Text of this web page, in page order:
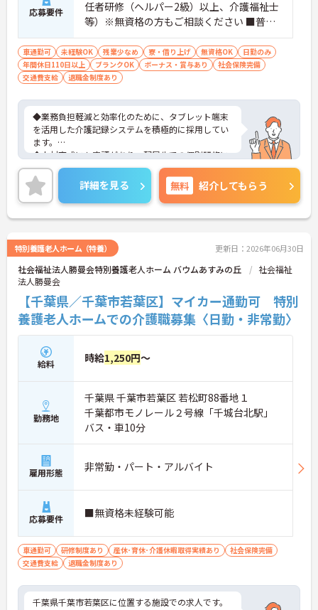
応募要件
任者研修（ヘルパー2級）以上、介護福祉士
等）※無資格の方もご相談ください ■普通
自動車第一種運転免許歓迎 ※夜勤対応必須
（配属サービスに関わらず、介護職正社員
は夜勤シフトに入る可能性があります）
車通勤可 未経験OK 残業少なめ 寮・借り上げ 無資格OK
日勤のみ
年間休日110日以上
ブランクOK ボーナス・賞与あり
社会保険完備
交通費支給
退職金制度あり
◆業務負担軽減と効率化のために、タブレット端末
を活用した介護記録システムを積極的に採用してい
ます。
◆人材育成にも定評があり、配属先での個別研修に
加え、本部主導の集合研修やeラーニングシステムな
ど、未経験からでも着実にスキルアップできる教育
体制が整っています
◆育児・介護支援制度も充実しており、育児休暇取
得推進や、学習・健康・食事などに使える独自の福
手厚い福利厚生制度を用意しています。
詳細を見る 無料 紹介してもらう
特別養護老人ホーム（特養） 更新日：2026年06月30日
社会福祉法人勝曼会特別養護老人ホーム バウムあすみの丘
社会福祉
法人勝曼会
【千葉県／千葉市若葉区】マイカー通勤可 特別
養護老人ホームでの介護職募集〈日勤・非常勤〉
給料 時給1,250円～
勤務地
千葉県 千葉市若葉区 若松町88番地１
千葉都市モノレール２号線「千城台北駅」
バス・車10分
雇用形態 非常勤・パート・アルバイト
応募要件 ■無資格未経験可能
車通勤可 研修制度あり 産休･育休･介護休暇取得実績あり
社会保険完備
交通費支給
退職金制度あり
千葉県千葉市若葉区に位置する施設での求人です。